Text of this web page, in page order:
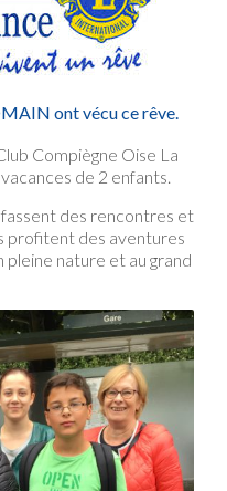
ont vécu ce rêve.
Compiègne Oise La
de 2 enfants.
fassent des rencontres et
profitent des aventures
nature et au grand